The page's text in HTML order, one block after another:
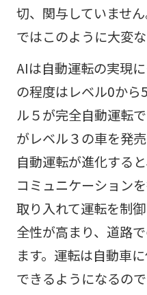
切、関与していませ
ではこのように大変
AIは自動運転の実現
の程度はレベル0か
ル５が完全自動運転
がレベル３の車を発
自動運転が進化する
コミュニケーション
取り入れて運転を制
全性が高まり、道路
ます。運転は自動車
できるようになるので